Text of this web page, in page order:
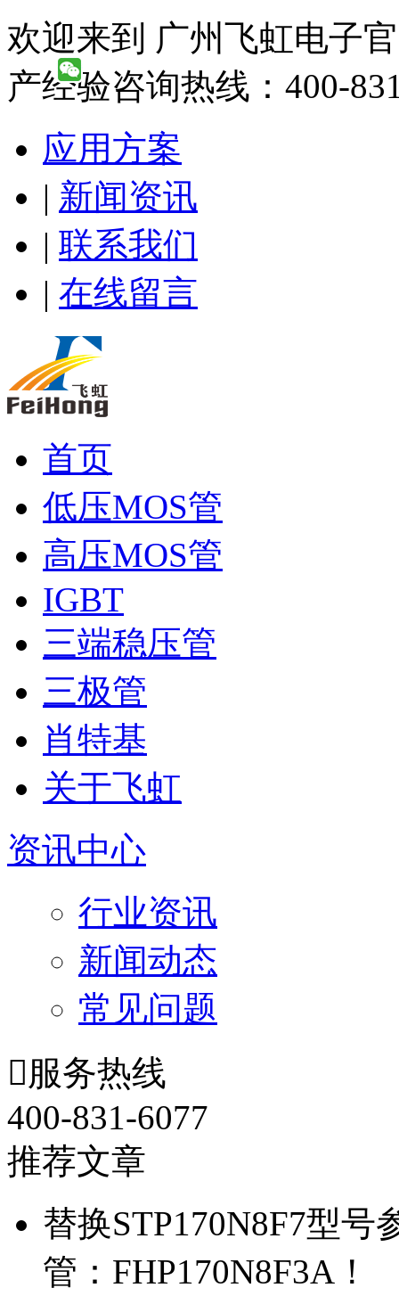
欢迎来到 广州飞虹电子
产经验咨询热线：400-
应用方案
| 新闻资讯
| 联系我们
| 在线留言
首页
低压MOS管
高压MOS管
IGBT
三端稳压管
三极管
肖特基
关于飞虹
资讯中心
行业资讯
新闻动态
常见问题
服务热线
400-831-6077
推荐文章
替换STP170N8F7型
管：FHP170N8F3A！